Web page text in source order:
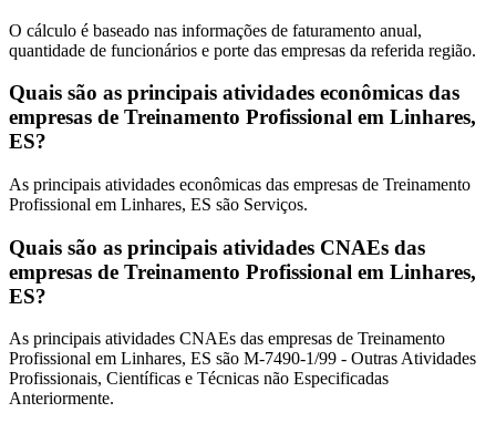
O cálculo é baseado nas informações de faturamento anual,
quantidade de funcionários e porte das empresas da referida região.
Quais são as principais atividades econômicas das
empresas de Treinamento Profissional em Linhares,
ES?
As principais atividades econômicas das empresas de Treinamento
Profissional em Linhares, ES são Serviços.
Quais são as principais atividades CNAEs das
empresas de Treinamento Profissional em Linhares,
ES?
As principais atividades CNAEs das empresas de Treinamento
Profissional em Linhares, ES são M-7490-1/99 - Outras Atividades
Profissionais, Científicas e Técnicas não Especificadas
Anteriormente.